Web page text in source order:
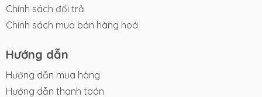
Chính sách đổi trả
Chính sách mua bán hàng hoá
Hướng dẫn
Hướng dẫn mua hàng
Hướng dẫn thanh toán